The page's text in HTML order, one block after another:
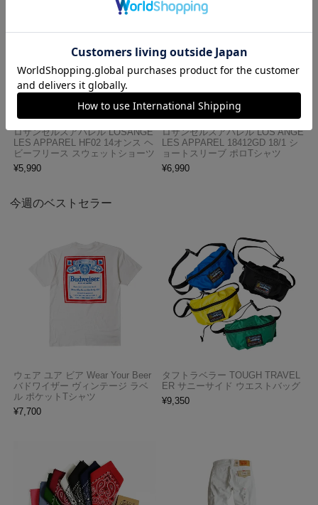
ロサンゼルスアパレル LOSANGE
LES APPAREL HF02 14オンス ヘ
ビーフリース スウェットショーツ
¥5,990
ロサンゼルスアパレル LOS ANGE
LES APPAREL 18412GD 18/1 シ
ョートスリーブ ポロTシャツ
¥6,990
今週のベストセラー
ウェア ユア ビア Wear Your Beer
バドワイザー ヴィンテージ ラベ
ル ポケットTシャツ
¥7,700
タフトラベラー TOUGH TRAVEL
ER サニーサイド ウエストバッグ
¥9,350